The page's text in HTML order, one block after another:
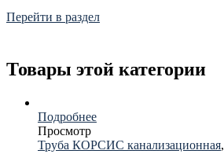
Перейти в раздел
Товары этой категории
Подробнее
Просмотр
Труба КОРСИС канализационная,